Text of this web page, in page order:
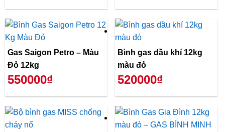
Gas Saigon Petro – Màu
Đỏ 12kg
550000₫
Bình gas dầu khí 12kg
màu đỏ
520000₫